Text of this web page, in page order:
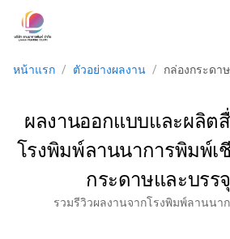
หน้าแรก / ตัวอย่างผลงาน / กล่องกระด
ผลงานออกแบบและผลิต
โรงพิมพ์ลานนาการพิมพ์เ
กระดาษและบร
รวมรีวิวผลงานจากโรงพิมพ์ลานนา